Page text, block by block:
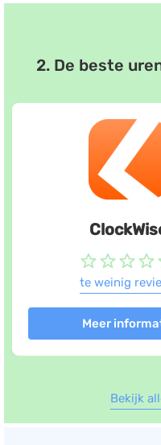
Marketing automation
Support
2. De beste
te weinig
Meer
Bekijk